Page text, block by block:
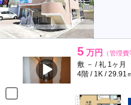
5 万円 （管理
敷 － / 礼 1ヶ月
4階 / 1K / 29.91